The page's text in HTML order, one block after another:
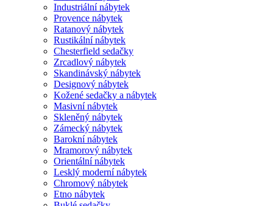
Industriální nábytek
Provence nábytek
Ratanový nábytek
Rustikální nábytek
Chesterfield sedačky
Zrcadlový nábytek
Skandinávský nábytek
Designový nábytek
Kožené sedačky a nábytek
Masivní nábytek
Skleněný nábytek
Zámecký nábytek
Barokní nábytek
Mramorový nábytek
Orientální nábytek
Lesklý moderní nábytek
Chromový nábytek
Etno nábytek